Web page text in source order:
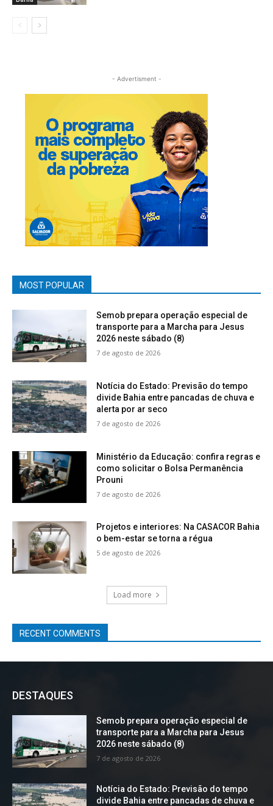
- Advertisment -
MOST POPULAR
Semob prepara operação especial de
transporte para a Marcha para Jesus
2026 neste sábado (8)
7 de agosto de 2026
Notícia do Estado: Previsão do tempo
divide Bahia entre pancadas de chuva e
alerta por ar seco
7 de agosto de 2026
Ministério da Educação: confira regras e
como solicitar o Bolsa Permanência
Prouni
7 de agosto de 2026
Projetos e interiores: Na CASACOR Bahia
o bem-estar se torna a régua
5 de agosto de 2026
Load more
RECENT COMMENTS
DESTAQUES
Semob prepara operação especial de
transporte para a Marcha para Jesus
2026 neste sábado (8)
7 de agosto de 2026
Notícia do Estado: Previsão do tempo
divide Bahia entre pancadas de chuva e